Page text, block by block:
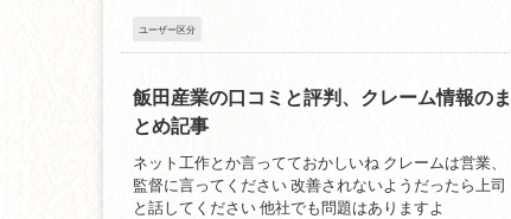
ユーザー区分
飯田産業の口コミと評判、クレーム情報のま
とめ記事
ネット工作とか言ってておかしいね クレームは営業、
監督に言ってください 改善されないようだったら上司
と話してください 他社でも問題はありますよ